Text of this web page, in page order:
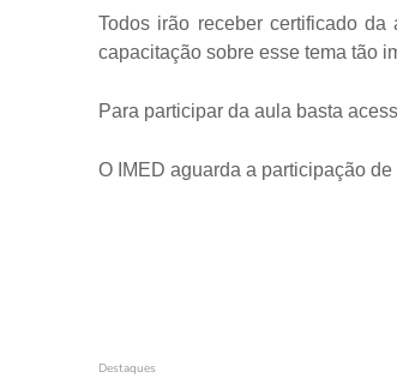
Todos irão receber certificado
capacitação sobre esse tema tão
Para participar da aula basta
O IMED aguarda a participação
Destaques